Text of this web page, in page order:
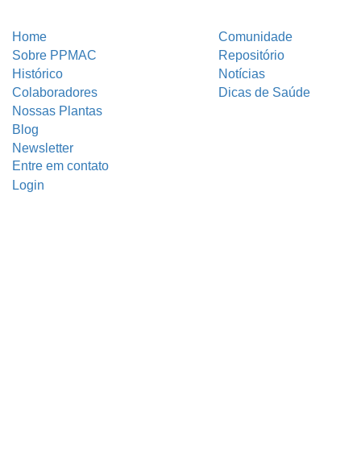
Home
Comunidade
Sobre PPMAC
Repositório
Histórico
Notícias
Colaboradores
Dicas de Saúde
Nossas Plantas
Blog
Newsletter
Entre em contato
Login